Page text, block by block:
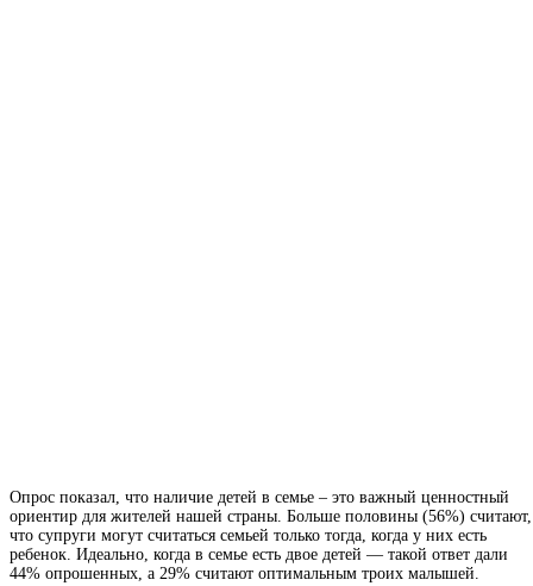
Опрос показал, что наличие детей в семье – это важный ценностный
ориентир для жителей нашей страны. Больше половины (56%) считают,
что супруги могут считаться семьей только тогда, когда у них есть
ребенок. Идеально, когда в семье есть двое детей — такой ответ дали
44% опрошенных, а 29% считают оптимальным троих малышей.